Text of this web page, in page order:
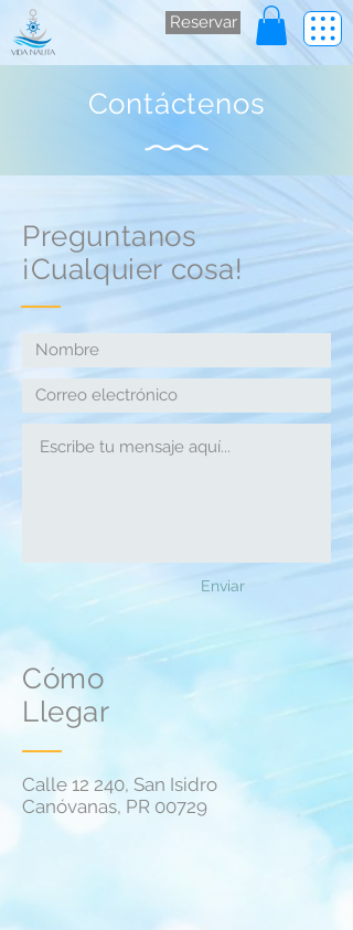
Reservar
Contáctenos
Preguntanos
¡Cualquier cosa!
Enviar
Cómo
Llegar
Calle 12 240, San Isidro
Canóvanas, PR 00729